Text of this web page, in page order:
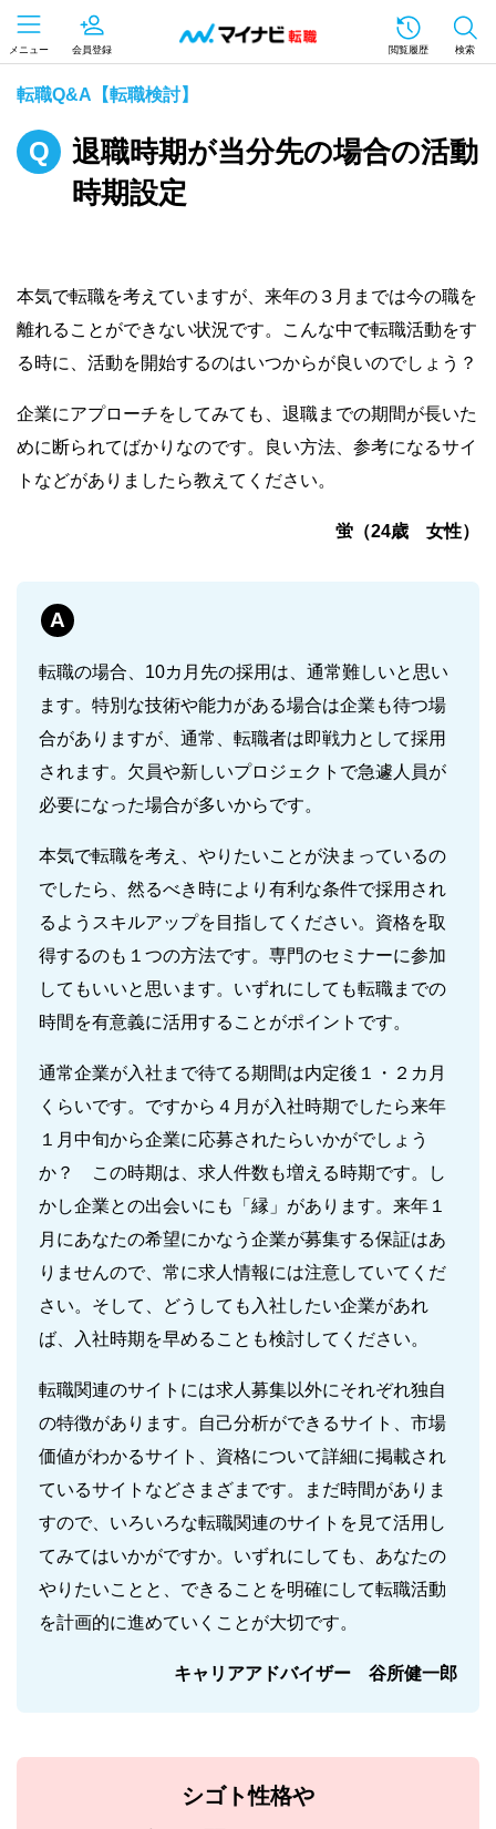
メニュー 会員登録 閲覧履歴 検索
転職Q&A【転職検討】
退職時期が当分先の場合の活動
時期設定
本気で転職を考えていますが、来年の３月までは今の職を
離れることができない状況です。こんな中で転職活動をす
る時に、活動を開始するのはいつからが良いのでしょう？
企業にアプローチをしてみても、退職までの期間が長いた
めに断られてばかりなのです。良い方法、参考になるサイ
トなどがありましたら教えてください。
蛍（24歳 女性）
A
転職の場合、10カ月先の採用は、通常難しいと思い
ます。特別な技術や能力がある場合は企業も待つ場
合がありますが、通常、転職者は即戦力として採用
されます。欠員や新しいプロジェクトで急遽人員が
必要になった場合が多いからです。
本気で転職を考え、やりたいことが決まっているの
でしたら、然るべき時により有利な条件で採用され
るようスキルアップを目指してください。資格を取
得するのも１つの方法です。専門のセミナーに参加
してもいいと思います。いずれにしても転職までの
時間を有意義に活用することがポイントです。
通常企業が入社まで待てる期間は内定後１・２カ月
くらいです。ですから４月が入社時期でしたら来年
１月中旬から企業に応募されたらいかがでしょう
か？ この時期は、求人件数も増える時期です。し
かし企業との出会いにも「縁」があります。来年１
月にあなたの希望にかなう企業が募集する保証はあ
りませんので、常に求人情報には注意していてくだ
さい。そして、どうしても入社したい企業があれ
ば、入社時期を早めることも検討してください。
転職関連のサイトには求人募集以外にそれぞれ独自
の特徴があります。自己分析ができるサイト、市場
価値がわかるサイト、資格について詳細に掲載され
ているサイトなどさまざまです。まだ時間がありま
すので、いろいろな転職関連のサイトを見て活用し
てみてはいかがですか。いずれにしても、あなたの
やりたいことと、できることを明確にして転職活動
を計画的に進めていくことが大切です。
キャリアアドバイザー 谷所健一郎
シゴト性格や